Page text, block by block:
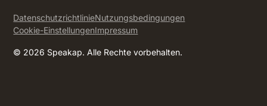
© 2026 Speakap. Alle Rechte vorbehalten.
DatenschutzrichtlinieNutzungsbedingungen
Cookie-EinstellungenImpressum